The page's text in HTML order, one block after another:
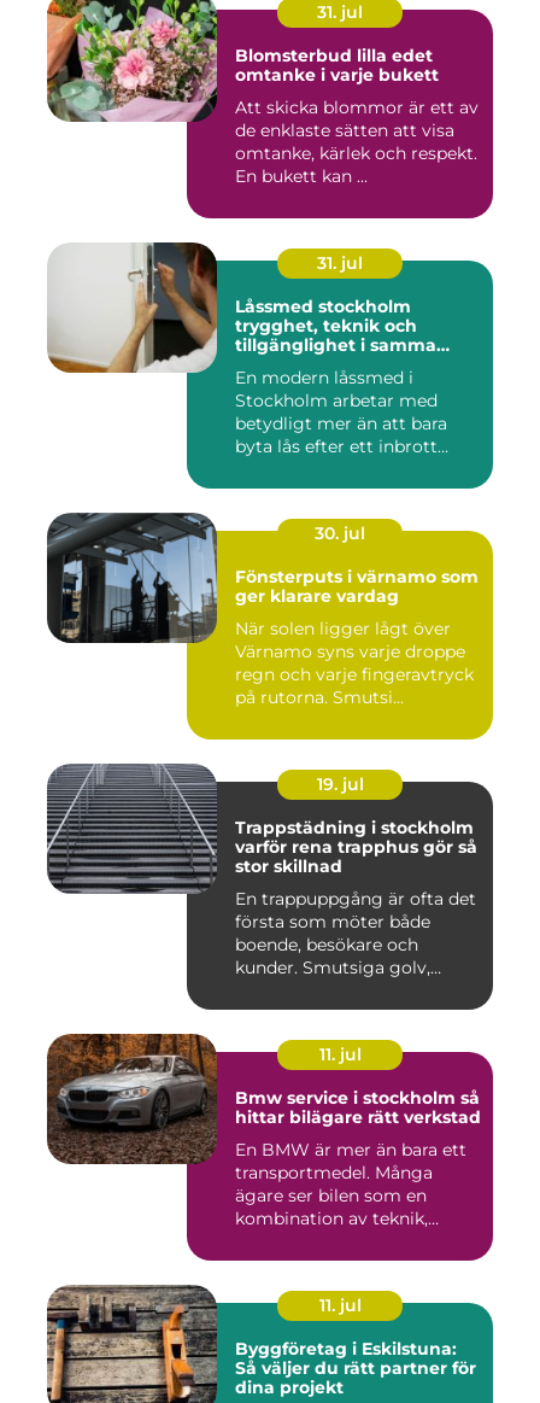
31. jul
Blomsterbud lilla edet
omtanke i varje bukett
Att skicka blommor är ett av
de enklaste sätten att visa
omtanke, kärlek och respekt.
En bukett kan ...
31. jul
Låssmed stockholm
trygghet, teknik och
tillgänglighet i samma
En modern låssmed i
Stockholm arbetar med
betydligt mer än att bara
byta lås efter ett inbrott
30. jul
Fönsterputs i värnamo som
ger klarare vardag
När solen ligger lågt över
Värnamo syns varje droppe
regn och varje fingeravtryck
på rutorna. Smutsi...
19. jul
Trappstädning i stockholm
varför rena trapphus gör så
stor skillnad
En trappuppgång är ofta det
första som möter både
boende, besökare och
kunder. Smutsiga golv,
11. jul
Bmw service i stockholm så
hittar bilägare rätt verkstad
En BMW är mer än bara ett
transportmedel. Många
ägare ser bilen som en
kombination av teknik,
11. jul
Byggföretag i Eskilstuna:
Så väljer du rätt partner för
dina projekt